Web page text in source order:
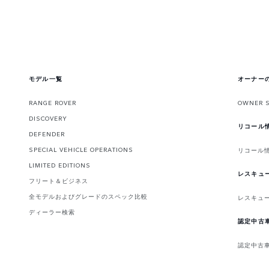
モデル一覧
RANGE ROVER
DISCOVERY
DEFENDER
SPECIAL VEHICLE OPERATIONS
LIMITED EDITIONS
フリート＆ビジネス
全モデルおよびグレードのスペック比較
ディーラー検索
オーナー
OWNER
リコール
リコール
レスキュ
レスキュ
認定中古
認定中古